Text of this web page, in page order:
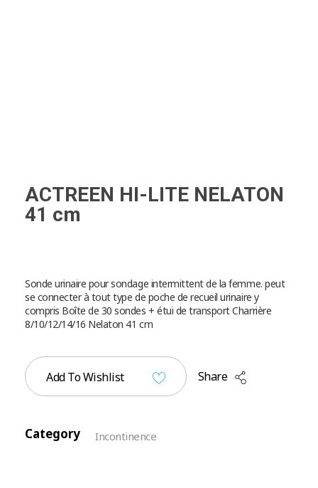
ACTREEN HI-LITE NELATON
41 cm
Sonde urinaire pour sondage intermittent de la femme. peut
se connecter à tout type de poche de recueil urinaire y
compris Boîte de 30 sondes + étui de transport Charrière
8/10/12/14/16 Nelaton 41 cm
Add To Wishlist Share
Category Incontinence